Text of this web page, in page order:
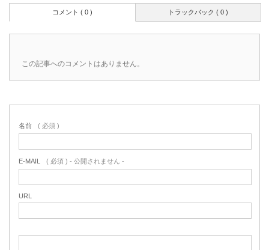
トラックバック ( 0 )
コメント ( 0 )
この記事へのコメントはありません。
名前 ( 必須 )
E-MAIL ( 必須 ) - 公開されません -
URL